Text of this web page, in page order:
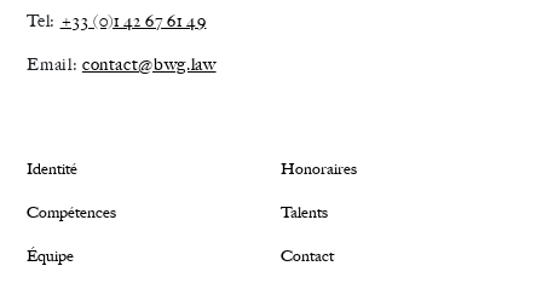
Tel: +33 (0)1 42 67 61 49
Email: contact@bwg.law
Identité
Compétences
Équipe
Honoraires
Talents
Contact